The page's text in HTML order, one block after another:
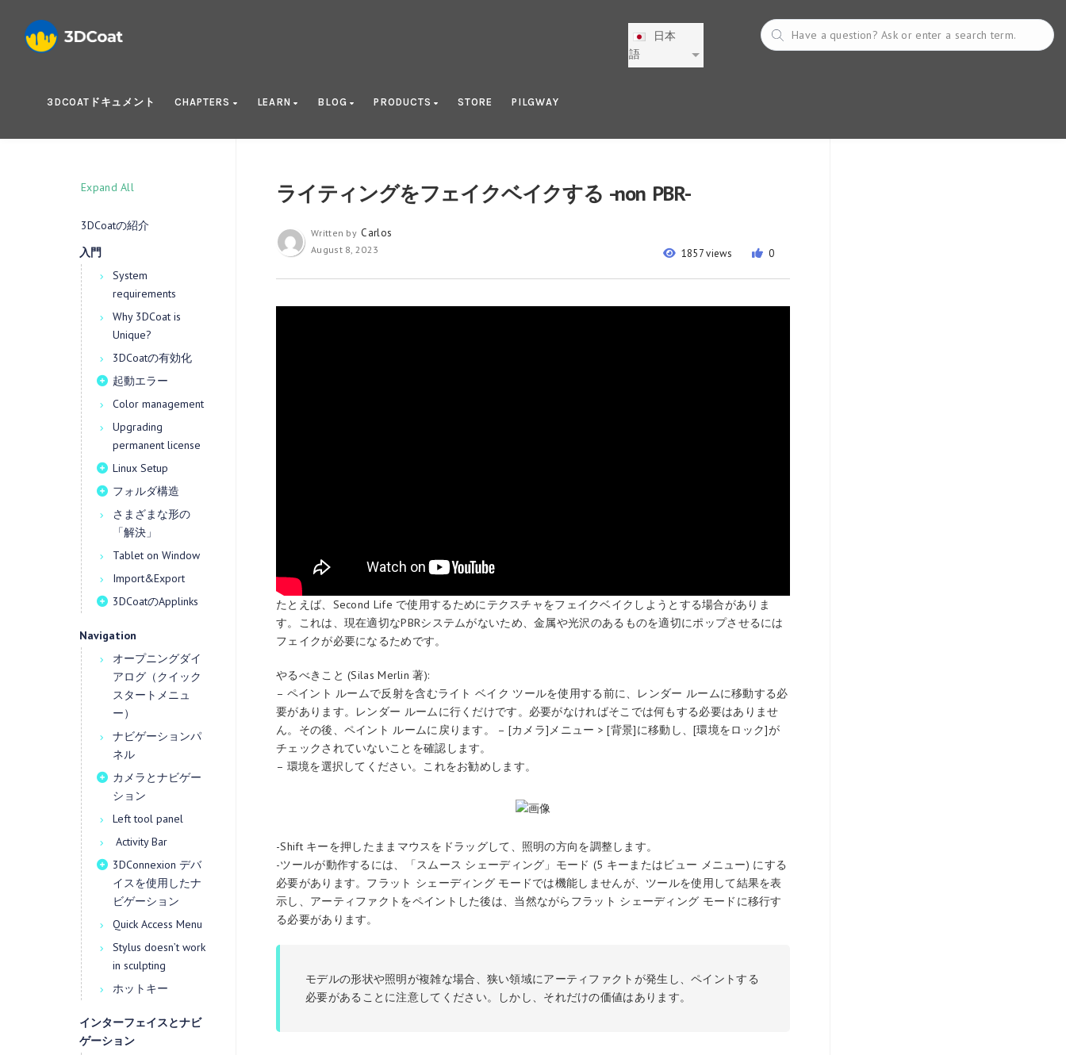
日本
語
3DCOATドキュメント CHAPTERS LEARN BLOG PRODUCTS STORE PILGWAY
Expand All
3DCoatの紹介
入門
System
requirements
Why 3DCoat is
Unique?
3DCoatの有効化
起動エラー
Color management
Upgrading
permanent license
Linux Setup
フォルダ構造
さまざまな形の
「解決」
Tablet on Window
Import&Export
3DCoatのApplinks
Navigation
オープニングダイ
アログ（クイック
スタートメニュ
ー）
ナビゲーションパ
ネル
カメラとナビゲー
ション
Left tool panel
Activity Bar
3DConnexion デバ
イスを使用したナ
ビゲーション
Quick Access Menu
Stylus doesn’t work
in sculpting
ホットキー
インターフェイスとナビ
ゲーション
ライティングをフェイクベイクする -non PBR-
1857 views 0
Written by Carlos
August 8, 2023
たとえば、Second Life で使用するためにテクスチャをフェイクベイクしようとする場合がありま
す。これは、現在適切なPBRシステムがないため、金属や光沢のあるものを適切にポップさせるには
フェイクが必要になるためです。
やるべきこと (Silas Merlin 著):
– ペイント ルームで反射を含むライト ベイク ツールを使用する前に、レンダー ルームに移動する必
要があります。レンダー ルームに行くだけです。必要がなければそこでは何もする必要はありませ
ん。その後、ペイント ルームに戻ります。 – [カメラ]メニュー > [背景]に移動し、[環境をロック]が
チェックされていないことを確認します。
– 環境を選択してください。これをお勧めします。
-Shift キーを押したままマウスをドラッグして、照明の方向を調整します。
-ツールが動作するには、「スムース シェーディング」モード (5 キーまたはビュー メニュー) にする
必要があります。フラット シェーディング モードでは機能しませんが、ツールを使用して結果を表
示し、アーティファクトをペイントした後は、当然ながらフラット シェーディング モードに移行す
る必要があります。
モデルの形状や照明が複雑な場合、狭い領域にアーティファクトが発生し、ペイントする
必要があることに注意してください。しかし、それだけの価値はあります。